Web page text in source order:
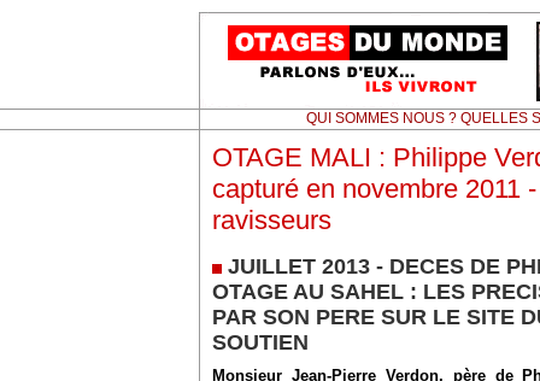
QUI SOMMES NOUS ? QUELLES
OTAGE MALI : Philippe
capturé en novembre 2011
ravisseurs
JUILLET 2013 - DECES DE
OTAGE AU SAHEL : LES
PAR SON PERE SUR LE SITE
SOUTIEN
Monsieur Jean-Pierre Verdon, père de